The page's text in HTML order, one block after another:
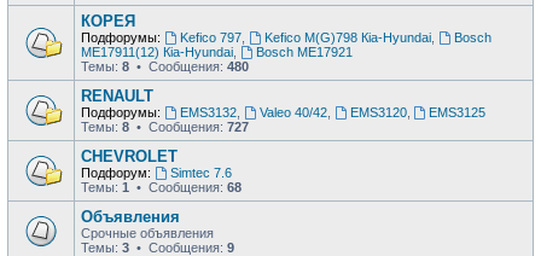
КОРЕЯ
Подфорумы: Kefico 797, Kefico M(G)798 Кia-Hyundai,
Bosch
ME17911(12) Кia-Hyundai
Bosch ME17921
Темы: 8 • Сообщения: 480
RENAULT
Подфорумы: EMS3132, Valeo 40/42, EMS3120,
EMS3125
Темы: 8 • Сообщения: 727
CHEVROLET
Подфорум:
Simtec 7.6
Темы: 1 • Сообщения: 68
Объявления
Срочные объявления
Темы: 3 • Сообщения: 9